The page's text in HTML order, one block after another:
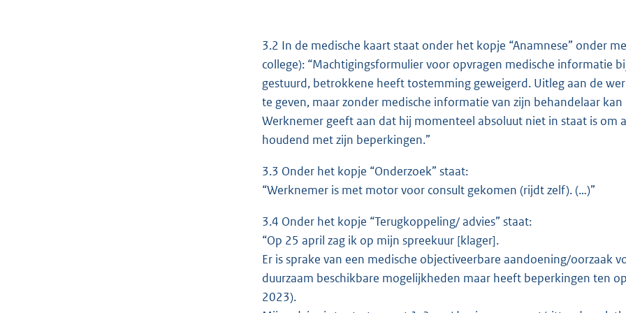
3.2 In de medische kaart staat onder het kopje “Anamnese” onder
college): “Machtigingsformulier voor opvragen medische informatie
gestuurd, betrokkene heeft tostemming geweigerd. Uitleg aan de
te geven, maar zonder medische informatie van zijn behandelaar
Werknemer geeft aan dat hij momenteel absoluut niet in staat is om
houdend met zijn beperkingen.”
3.3 Onder het kopje “Onderzoek” staat:
“Werknemer is met motor voor consult gekomen (rijdt zelf). (…)”
3.4 Onder het kopje “Terugkoppeling/ advies” staat:
“Op 25 april zag ik op mijn spreekuur [klager].
Er is sprake van een medische objectiveerbare aandoening/oorzaak
duurzaam beschikbare mogelijkheden maar heeft beperkingen ten
2023).